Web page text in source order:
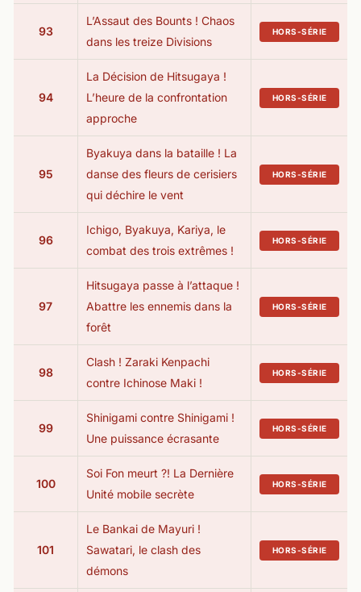
93
L’Assaut des Bounts ! Chaos
dans les treize Divisions
HORS-SÉRIE
94
La Décision de Hitsugaya !
L’heure de la confrontation
approche
HORS-SÉRIE
95
Byakuya dans la bataille ! La
danse des fleurs de cerisiers
qui déchire le vent
HORS-SÉRIE
96
Ichigo, Byakuya, Kariya, le
combat des trois extrêmes !
HORS-SÉRIE
97
Hitsugaya passe à l’attaque !
Abattre les ennemis dans la
forêt
HORS-SÉRIE
98
Clash ! Zaraki Kenpachi
contre Ichinose Maki !
HORS-SÉRIE
99
Shinigami contre Shinigami !
Une puissance écrasante
HORS-SÉRIE
100
Soi Fon meurt ?! La Dernière
Unité mobile secrète
HORS-SÉRIE
101
Le Bankai de Mayuri !
Sawatari, le clash des
démons
HORS-SÉRIE